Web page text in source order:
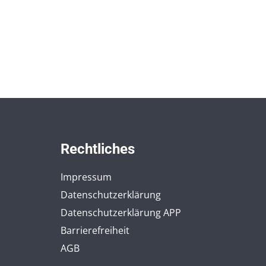
Rechtliches
Impressum
Datenschutzerklärung
Datenschutzerklärung APP
Barrierefreiheit
AGB